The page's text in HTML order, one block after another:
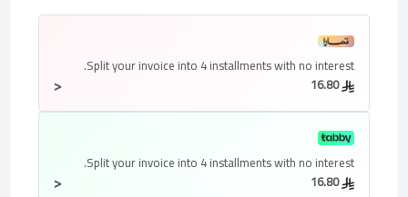
Split your invoice into 4 installmentswith no interest.
< 16.80
Split your invoice into 4 installmentswith no interest.
< 16.80